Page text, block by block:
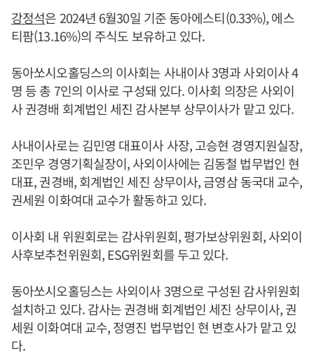
강정석은 2024년 6월30일 기준 동아에스티(0.33%), 에스
티팜(13.16%)의 주식도 보유하고 있다.
동아쏘시오홀딩스의 이사회는 사내이사 3명과 사외이사 4
명 등 총 7인의 이사로 구성돼 있다. 이사회 의장은 사외이
사 권경배 회계법인 세진 감사본부 상무이사가 맡고 있다.
사내이사로는 김민영 대표이사 사장, 고승현 경영지원실장,
조민우 경영기획실장이, 사외이사에는 김동철 법무법인 현
대표, 권경배, 회계법인 세진 상무이사, 금영삼 동국대 교수,
권세원 이화여대 교수가 활동하고 있다.
이사회 내 위원회로는 감사위원회, 평가보상위원회, 사외이
사후보추천위원회, ESG위원회를 두고 있다.
동아쏘시오홀딩스는 사외이사 3명으로 구성된 감사위원회
설치하고 있다. 감사는 권경배 회계법인 세진 상무이사, 권
세원 이화여대 교수, 정영진 법무법인 현 변호사가 맡고 있
다.